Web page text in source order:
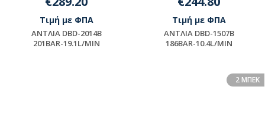
Τιμή με ΦΠΑ
ΑΝΤΛΙΑ DBD-2014B
201BAR-19.1L/MIN
Τιμή με ΦΠΑ
ΑΝΤΛΙΑ DBD-1507B
186BAR-10.4L/MIN
2 ΜΠΕΚ